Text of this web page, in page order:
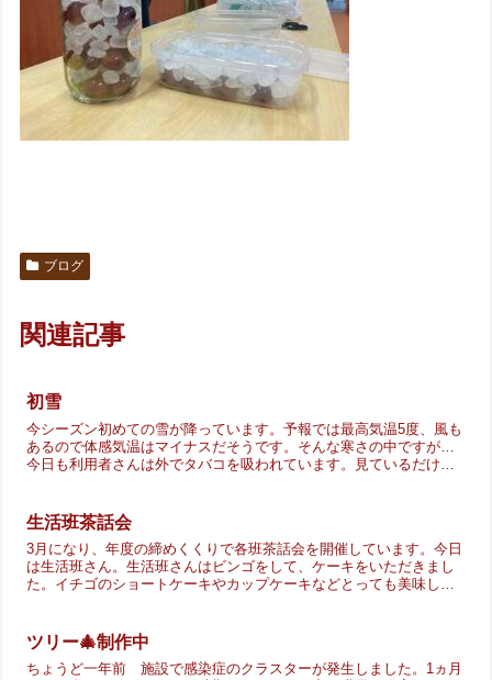
ブログ
関連記事
初雪
今シーズン初めての雪が降っています。予報では最高気温5度、風も
あるので体感気温はマイナスだそうです。そんな寒さの中ですが…
今日も利用者さんは外でタバコを吸われています。見ているだけで
生活班茶話会
3月になり、年度の締めくくりで各班茶話会を開催しています。今日
は生活班さん。生活班さんはビンゴをして、ケーキをいただきまし
た。イチゴのショートケーキやカップケーキなどとっても美味しそ
ツリー🎄制作中
ちょうど一年前 施設で感染症のクラスターが発生しました。1ヵ月